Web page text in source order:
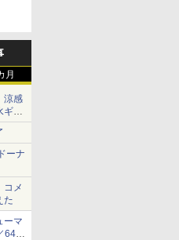
月
涼感
ギア
ーナ
コメ
た
ーマ
64bit